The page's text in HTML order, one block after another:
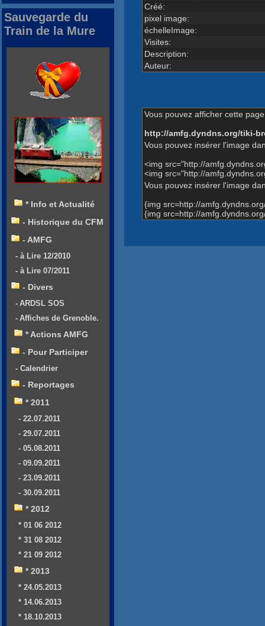
Créé:
pixel image:
échelleImage:
Visites:
Description:
Auteur:
Vous pouvez afficher cette
http://amfg.dyndns.org/tiki-
Vous pouvez insérer l'image
<img src="http://
<img src="http://
Vous pouvez insérer l'image
{img src=http://
{img src=http://
Sauvegarde du
Train de la Mure
* Info et Actualité
- Historique du CFM
- AMFG
- à Lire 12/2010
- à Lire 07/2011
- Divers
- ARDSL SOS
- Affiches de Grenoble.
* Actions AMFG
- Pour Participer
- Calendrier
- Reportages
* 2011
- 22.07.2011
- 29.07.2011
- 05.08.2011
- 09.09.2011
- 23.09.2011
- 30.09.2011
* 2012
* 01 06 2012
* 31 08 2012
* 21 09 2012
* 2013
* 24.05.2013
* 14.06.2013
* 18.10.2013